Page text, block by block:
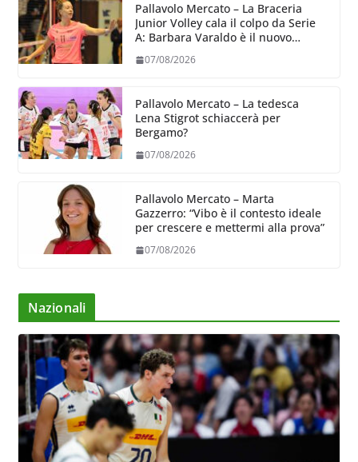
Pallavolo Mercato – La Braceria
Junior Volley cala il colpo da Serie
A: Barbara Varaldo è il nuovo
07/08/2026
Pallavolo Mercato – La tedesca
Lena Stigrot schiaccerà per
Bergamo?
07/08/2026
Pallavolo Mercato – Marta
Gazzerro: “Vibo è il contesto ideale
per crescere e mettermi alla prova”
07/08/2026
Nazionali